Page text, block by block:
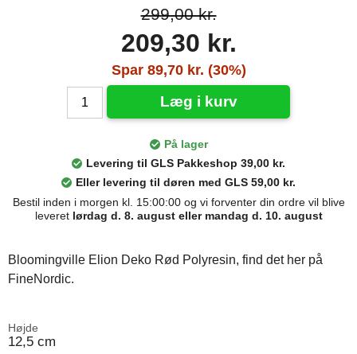
299,00 kr.
209,30 kr.
Spar 89,70 kr. (30%)
Læg i kurv
På lager
Levering til GLS Pakkeshop 39,00 kr.
Eller levering til døren med GLS 59,00 kr.
Bestil inden i morgen kl. 15:00:00 og vi forventer din ordre vil blive
leveret lørdag d. 8. august eller mandag d. 10. august
Bloomingville Elion Deko Rød Polyresin, find det her på
FineNordic.
Højde
12,5 cm